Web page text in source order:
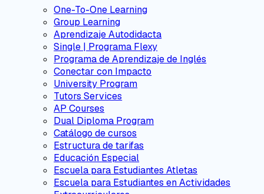
One-To-One Learning
Group Learning
Aprendizaje Autodidacta
Single | Programa Flexy
Programa de Aprendizaje de Inglés
Conectar con Impacto
University Program
Tutors Services
AP Courses
Dual Diploma Program
Catálogo de cursos
Estructura de tarifas
Educación Especial
Escuela para Estudiantes Atletas
Escuela para Estudiantes en Actividades